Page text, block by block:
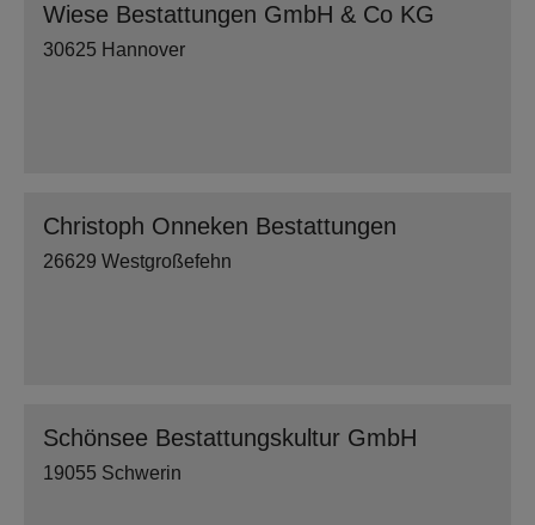
Wiese Bestattungen GmbH & Co KG
30625 Hannover
Christoph Onneken Bestattungen
26629 Westgroßefehn
Schönsee Bestattungskultur GmbH
19055 Schwerin